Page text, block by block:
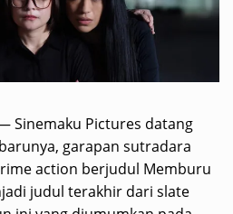
Sinemaku Pictures datang
garapan sutradara
action berjudul Memburu
judul terakhir dari slate